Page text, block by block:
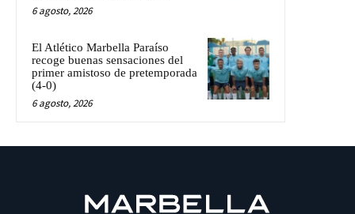
6 agosto, 2026
El Atlético Marbella Paraíso
recoge buenas sensaciones del
primer amistoso de pretemporada
(4-0)
6 agosto, 2026